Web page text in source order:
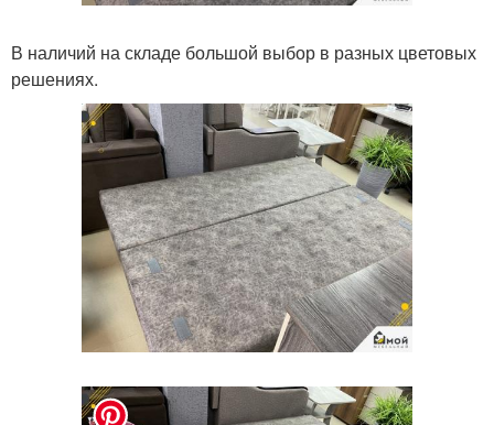
В наличий на складе большой выбор в разных цветовых
решениях.